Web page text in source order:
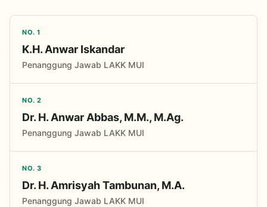
NO. 1
K.H. Anwar Iskandar
Penanggung Jawab LAKK MUI
NO. 2
Dr. H. Anwar Abbas, M.M., M.Ag.
Penanggung Jawab LAKK MUI
NO. 3
Dr. H. Amrisyah Tambunan, M.A.
Penanggung Jawab LAKK MUI